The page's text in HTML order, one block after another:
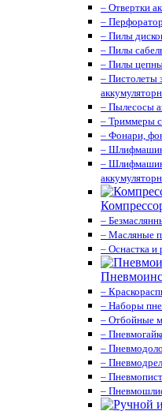
– Отвертки
–
– Пилы
– Пилы
– Пилы
– Пистолеты
– Пылесосы
– Триммеры
– Фонари,
–
–
–
– Масляные
– Оснастка и
–
– Наборы
– Отбойные
–
–
–
–
–